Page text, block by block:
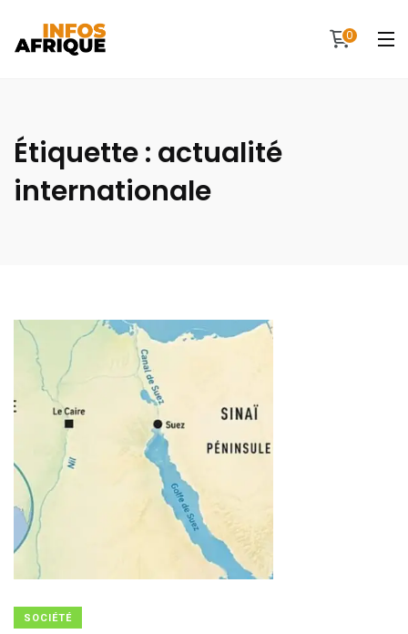
0
Étiquette : actualité
internationale
SOCIÉTÉ